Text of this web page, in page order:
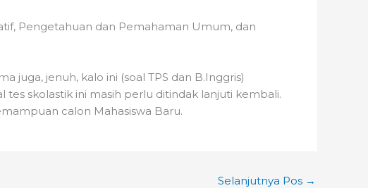
Pengetahuan dan Pemahaman Umum, dan
juga, jenuh, kalo ini (soal TPS dan B.Inggris)
skolastik ini masih perlu ditindak lanjuti kembali.
calon Mahasiswa Baru.
Selanjutnya Pos →